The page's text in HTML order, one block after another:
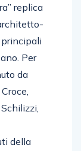
replica
Per
da
della